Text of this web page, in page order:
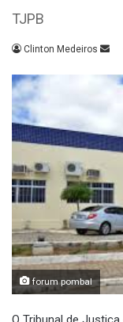
TJPB
Clinton Medeiros
e-
forum pombal